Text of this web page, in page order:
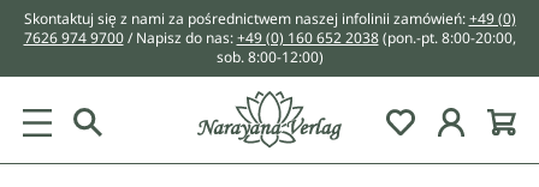
zawartości
Skontaktuj się z nami za pośrednictwem naszej infolinii zamówień:+49 (0)
7626 974 9700/ Napisz do nas:+49 (0) 160 652 2038 (pon.-pt. 8:00-20:00,
sob. 8:00-12:00)
You have 0